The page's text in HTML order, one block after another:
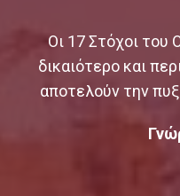
Οι 17 Στόχοι του
δικαιότερο και
αποτελούν την